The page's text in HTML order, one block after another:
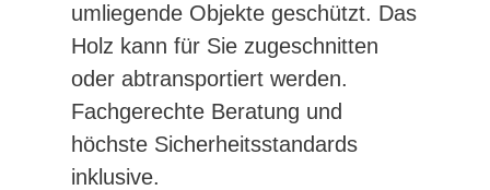
umliegende Objekte geschützt. Das
Holz kann für Sie zugeschnitten
oder abtransportiert werden.
Fachgerechte Beratung und
höchste Sicherheitsstandards
inklusive.